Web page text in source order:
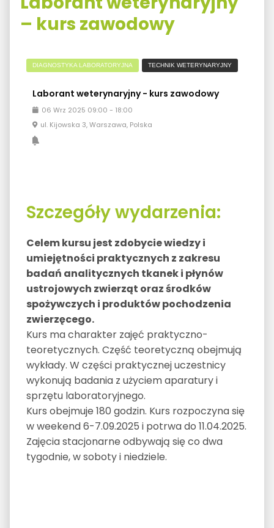
– kurs zawodowy
DIAGNOSTYKA LABORATORYJNA TECHNIK WETERYNARYJNY
Laborant weterynaryjny - kurs zawodowy
06 Wrz 2025 09:00 - 18:00
ul. Kijowska 3, Warszawa, Polska
Szczegóły wydarzenia:
Celem kursu jest zdobycie wiedzy i
umiejętności praktycznych z zakresu
badań analitycznych tkanek i płynów
ustrojowych zwierząt oraz środków
spożywczych i produktów pochodzenia
zwierzęcego.
Kurs ma charakter zajęć praktyczno-
teoretycznych. Część teoretyczną obejmują
wykłady. W części praktycznej uczestnicy
wykonują badania z użyciem aparatury i
sprzętu laboratoryjnego.
Kurs obejmuje 180 godzin. Kurs rozpoczyna się
w weekend 6-7.09.2025 i potrwa do 11.04.2025.
Zajęcia stacjonarne odbywają się co dwa
tygodnie, w soboty i niedziele.